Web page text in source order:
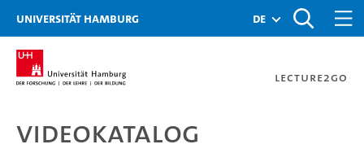
Zu den Filtern
Zur Metanavigation
Zur Hauptnavigation
Zur Suche
Zum Inhalt
Zum Seitenfuss
Universität Hamburg de
Lecture2Go
Videokatalog
Videokatalog